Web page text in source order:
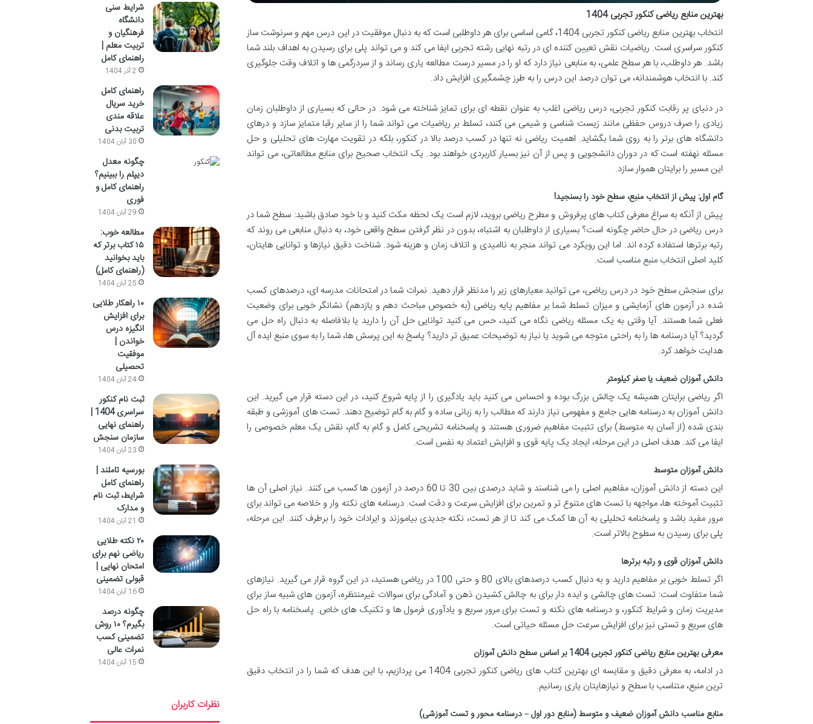
بهترین منابع ریاضی کنکور تجربی 1404
انتخاب بهترین منابع ریاضی کنکور تجربی 1404، گامی اساسی برای هر داوطلبی است که به دنبال موفقیت در این درس مهم و سرنوشت ساز
کنکور سراسری است. ریاضیات نقش تعیین کننده ای در رتبه نهایی رشته تجربی ایفا می کند و می تواند پلی برای رسیدن به اهداف بلند شما
باشد. هر داوطلب، با هر سطح علمی، به منابعی نیاز دارد که او را در مسیر درست مطالعه یاری رساند و از سردرگمی ها و اتلاف وقت جلوگیری
کند. با انتخاب هوشمندانه، می توان درصد این درس را به طرز چشمگیری افزایش داد.
در دنیای پر رقابت کنکور تجربی، درس ریاضی اغلب به عنوان نقطه ای برای تمایز شناخته می شود. در حالی که بسیاری از داوطلبان زمان
زیادی را صرف دروس حفظی مانند زیست شناسی و شیمی می کنند، تسلط بر ریاضیات می تواند شما را از سایر رقبا متمایز سازد و درهای
دانشگاه های برتر را به روی شما بگشاید. اهمیت ریاضی نه تنها در کسب درصد بالا در کنکور، بلکه در تقویت مهارت های تحلیلی و حل
مسئله نهفته است که در دوران دانشجویی و پس از آن نیز بسیار کاربردی خواهند بود. یک انتخاب صحیح برای منابع مطالعاتی، می تواند
این مسیر را برایتان هموار سازد.
گام اول: پیش از انتخاب منبع، سطح خود را بسنجید!
پیش از آنکه به سراغ معرفی کتاب های پرفروش و مطرح ریاضی بروید، لازم است یک لحظه مکث کنید و با خود صادق باشید: سطح شما در
درس ریاضی در حال حاضر چگونه است؟ بسیاری از داوطلبان به اشتباه، بدون در نظر گرفتن سطح واقعی خود، به دنبال منابعی می روند که
رتبه برترها استفاده کرده اند. اما این رویکرد می تواند منجر به ناامیدی و اتلاف زمان و هزینه شود. شناخت دقیق نیازها و توانایی هایتان،
کلید اصلی انتخاب منبع مناسب است.
برای سنجش سطح خود در درس ریاضی، می توانید معیارهای زیر را مدنظر قرار دهید. نمرات شما در امتحانات مدرسه ای، درصدهای کسب
شده در آزمون های آزمایشی و میزان تسلط شما بر مفاهیم پایه ریاضی (به خصوص مباحث دهم و یازدهم) نشانگر خوبی برای وضعیت
فعلی شما هستند. آیا وقتی به یک مسئله ریاضی نگاه می کنید، حس می کنید توانایی حل آن را دارید یا بلافاصله به دنبال راه حل می
گردید؟ آیا درسنامه ها را به راحتی متوجه می شوید یا نیاز به توضیحات عمیق تر دارید؟ پاسخ به این پرسش ها، شما را به سوی منبع ایده آل
هدایت خواهد کرد.
دانش آموزان ضعیف یا صفر کیلومتر
اگر ریاضی برایتان همیشه یک چالش بزرگ بوده و احساس می کنید باید یادگیری را از پایه شروع کنید، در این دسته قرار می گیرید. این
دانش آموزان به درسنامه هایی جامع و مفهومی نیاز دارند که مطالب را به زبانی ساده و گام به گام توضیح دهند. تست های آموزشی و طبقه
بندی شده (از آسان به متوسط) برای تثبیت مفاهیم ضروری هستند و پاسخنامه تشریحی کامل و گام به گام، نقش یک معلم خصوصی را
ایفا می کند. هدف اصلی در این مرحله، ایجاد یک پایه قوی و افزایش اعتماد به نفس است.
دانش آموزان متوسط
این دسته از دانش آموزان، مفاهیم اصلی را می شناسند و شاید درصدی بین 30 تا 60 درصد در آزمون ها کسب می کنند. نیاز اصلی آن ها
تثبیت آموخته ها، مواجهه با تست های متنوع تر و تمرین برای افزایش سرعت و دقت است. درسنامه های نکته وار و خلاصه می تواند برای
مرور مفید باشد و پاسخنامه تحلیلی به آن ها کمک می کند تا از هر تست، نکته جدیدی بیاموزند و ایرادات خود را برطرف کنند. این مرحله،
پلی برای رسیدن به سطوح بالاتر است.
دانش آموزان قوی و رتبه برترها
اگر تسلط خوبی بر مفاهیم دارید و به دنبال کسب درصدهای بالای 80 و حتی 100 در ریاضی هستید، در این گروه قرار می گیرید. نیازهای
شما متفاوت است: تست های چالشی و ایده دار برای به چالش کشیدن ذهن و آمادگی برای سوالات غیرمنتظره، آزمون های شبیه ساز برای
مدیریت زمان و شرایط کنکور، و درسنامه های نکته و تست برای مرور سریع و یادآوری فرمول ها و تکنیک های خاص. پاسخنامه با راه حل
های سریع و تستی نیز برای افزایش سرعت حل مسئله حیاتی است.
معرفی بهترین منابع ریاضی کنکور تجربی 1404 بر اساس سطح دانش آموزان
در ادامه، به معرفی دقیق و مقایسه ای بهترین کتاب های ریاضی کنکور تجربی 1404 می پردازیم، با این هدف که شما را در انتخاب دقیق
ترین منبع، متناسب با سطح و نیازهایتان یاری رسانیم.
منابع مناسب دانش آموزان ضعیف و متوسط (منابع دور اول – درسنامه محور و تست آموزشی)
شرایط سنی
دانشگاه
فرهنگیان و
تربیت معلم |
راهنمای کامل
2 آذر 1404
راهنمای کامل
خرید سریال
علاقه مندی
تربیت بدنی
30 آبان 1404
چگونه معدل
دیپلم را ببینیم؟
راهنمای کامل و
فوری
29 آبان 1404
مطالعه خوب:
۱۵ کتاب برتر که
باید بخوانید
(راهنمای کامل)
25 آبان 1404
۱۰ راهکار طلایی
برای افزایش
انگیزه درس
خواندن |
موفقیت
تحصیلی
24 آبان 1404
ثبت نام کنکور
سراسری 1404 |
راهنمای نهایی
سازمان سنجش
23 آبان 1404
بورسیه تاملند |
راهنمای کامل
شرایط، ثبت نام
و مدارک
21 آبان 1404
۲۰ نکته طلایی
ریاضی نهم برای
امتحان نهایی |
قبولی تضمینی
16 آبان 1404
چگونه درصد
بگیرم؟ ۱۰ روش
تضمینی کسب
نمرات عالی
15 آبان 1404
نظرات کاربران